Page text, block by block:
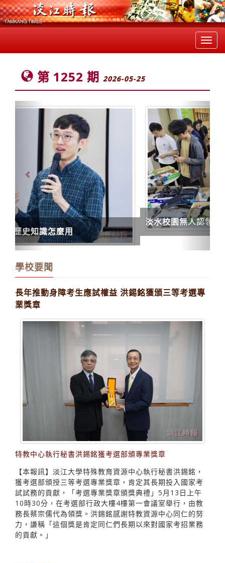
第 1252 期 2026-05-25
淡水校園無人認領遺失物義賣活動
Previous Next
學校要聞
長年推動身障考生應試權益 洪錫銘獲頒三等考選專
業獎章
特教中心執行秘書洪錫銘獲考選部頒專業獎章
【本報訊】淡江大學特殊教育資源中心執行秘書洪錫銘，
獲考選部頒授三等考選專業獎章，肯定其長期投入國家考
試試務的貢獻，「考選專業獎章頒獎典禮」5月13日上午
10時30分，在考選部行政大樓4樓第一會議室舉行，由教
務長蔡宗儒代為領獎。洪錫銘感謝特教資源中心同仁的努
力，謙稱「這個獎是肯定同仁們長期以來對國家考招業務
的貢獻。」